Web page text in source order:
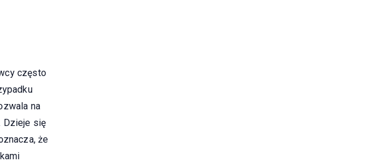
często
na
Dzieje się
że